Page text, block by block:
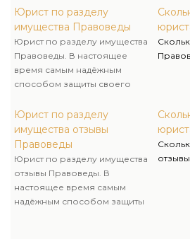
мужей приходится
осуществлять чрез суд.
считается брачный контракт
(договор). Процесс
оформления и заключения
брачного контракта многие
считают демонстрацией
корыстных намерений, потому
мужей приходится
осуществлять чрез суд.
Юрист по разделу
имущества Правоведы
Юрист по разделу имущества
Правоведы. В настоящее
время самым надёжным
способом защиты своего
считается брачный контракт
(договор). Процесс
оформления и заключения
брачного контракта многие
считают демонстрацией
обычно раздел имущества
Юрист по разделу
имущества отзывы
Правоведы
Юрист по разделу имущества
отзывы Правоведы. В
настоящее время самым
надёжным способом защиты